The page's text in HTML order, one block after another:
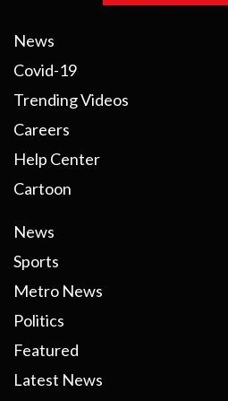
News
Covid-19
Trending Videos
Careers
Help Center
Cartoon
News
Sports
Metro News
Politics
Featured
Latest News